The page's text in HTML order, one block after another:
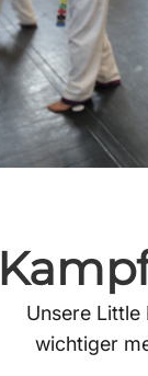
Unsere Little
wichtiger